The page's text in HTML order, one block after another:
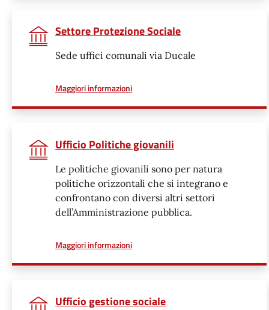
Settore Protezione Sociale
Sede uffici comunali via Ducale
Maggiori informazionia proposito di
Ufficio Politiche giovanili
Le politiche giovanili sono per natura
politiche orizzontali che si integrano e
confrontano con diversi altri settori
dell’Amministrazione pubblica.
Maggiori informazionia proposito di
Ufficio gestione sociale